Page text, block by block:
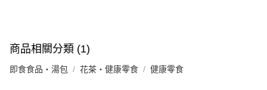
順豐站及順豐自提點
每筆HK$80.00，滿HK$380.00或以上免運費
商品相關分類 (1)
即食食品・湯包 花茶・健康零食 健康零食